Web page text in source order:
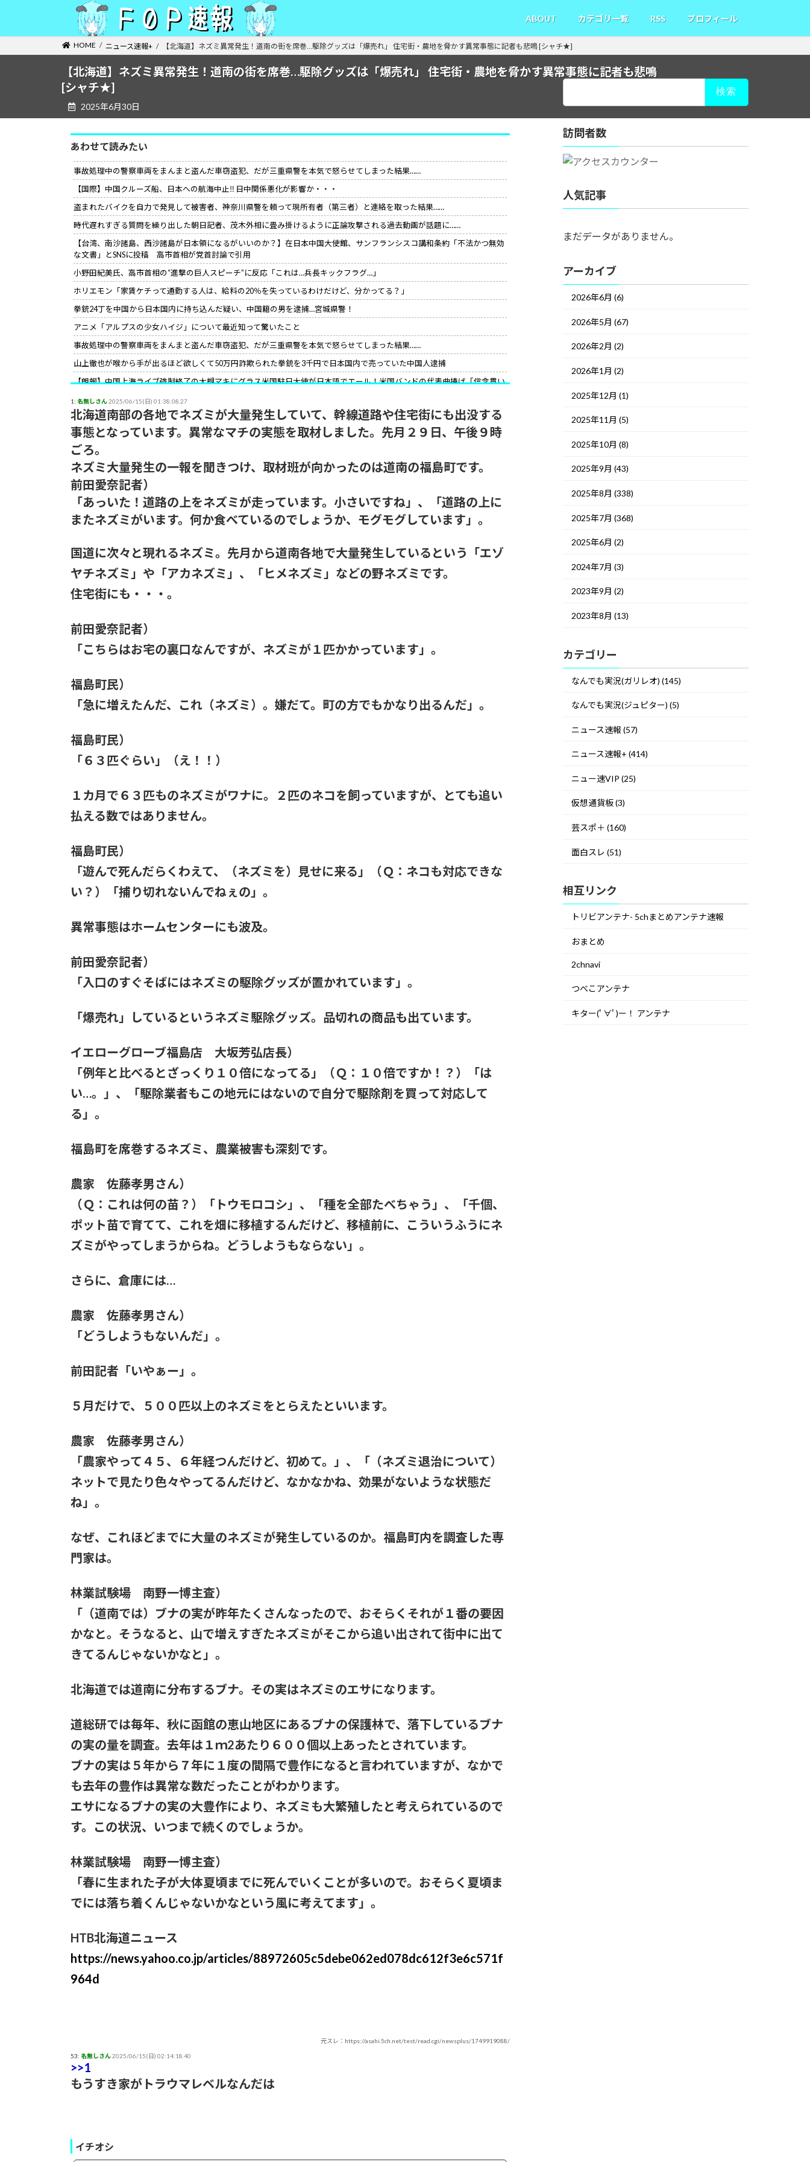
テ
ゲ
ABOUT カテゴリ一覧 RSS プロフィール
HOME ニュース速報+ 【北海道】ネズミ異常発生！道南の街を席巻…駆除グッズは「爆売れ」 住宅街・農地を脅かす異常事態に記者も悲鳴 [シャチ★]
【北海道】ネズミ異常発生！道南の街を席巻…駆除グッズは「爆売れ」 住宅街・農地を脅かす異常事態に記者も悲鳴
[シャチ★]
2025年6月30日
あわせて読みたい
事故処理中の警察車両をまんまと盗んだ車窃盗犯、だが三重県警を本気で怒らせてしまった結果……
【国際】中国クルーズ船、日本への航海中止‼ 日中関係悪化が影響か・・・
盗まれたバイクを自力で発見して被害者、神奈川県警を頼って現所有者（第三者）と連絡を取った結果……
時代遅れすぎる質問を繰り出した朝日記者、茂木外相に畳み掛けるように正論攻撃される過去動画が話題に……
【台湾、南沙諸島、西沙諸島が日本領になるがいいのか？】在日本中国大使館、サンフランシスコ講和条約「不法かつ無効
な文書」とSNSに投稿 高市首相が党首討論で引用
小野田紀美氏、高市首相の“進撃の巨人スピーチ”に反応「これは…兵長キックフラグ…」
ホリエモン「家賃ケチって通勤する人は、給料の20％を失っているわけだけど、分かってる？」
拳銃24丁を中国から日本国内に持ち込んだ疑い、中国籍の男を逮捕…宮城県警！
アニメ「アルプスの少女ハイジ」について最近知って驚いたこと
事故処理中の警察車両をまんまと盗んだ車窃盗犯、だが三重県警を本気で怒らせてしまった結果……
山上徹也が喉から手が出るほど欲しくて50万円詐欺られた拳銃を3千円で日本国内で売っていた中国人逮捕
【朗報】中国上海ライブ強制終了の大槻マキにグラス米国駐日大使が日本語でエール！米国バンドの代表曲捧げ「信念貫い
【世紀の性犯罪】故・ジャニー喜多川氏による性被害への最終的な結末
小野田紀美氏、高市首相の“進撃の巨人スピーチ”に反応「これは…兵長キックフラグ…」
サイコパスってほとんどは社会的に成功している人間なんだがな。
1: 名無しさん2025/06/15(日) 01:38:08.27
北海道南部の各地でネズミが大量発生していて、幹線道路や住宅街にも出没する
事態となっています。異常なマチの実態を取材しました。先月２９日、午後９時
ごろ。
ネズミ大量発生の一報を聞きつけ、取材班が向かったのは道南の福島町です。
前田愛奈記者）
「あっいた！道路の上をネズミが走っています。小さいですね」、「道路の上に
またネズミがいます。何か食べているのでしょうか、モグモグしています」。
国道に次々と現れるネズミ。先月から道南各地で大量発生しているという「エゾ
ヤチネズミ」や「アカネズミ」、「ヒメネズミ」などの野ネズミです。
住宅街にも・・・。
前田愛奈記者）
「こちらはお宅の裏口なんですが、ネズミが１匹かかっています」。
福島町民）
「急に増えたんだ、これ（ネズミ）。嫌だて。町の方でもかなり出るんだ」。
福島町民）
「６３匹ぐらい」（え！！）
１カ月で６３匹ものネズミがワナに。２匹のネコを飼っていますが、とても追い
払える数ではありません。
福島町民）
「遊んで死んだらくわえて、（ネズミを）見せに来る」（Ｑ：ネコも対応できな
い？）「捕り切れないんでねぇの」。
異常事態はホームセンターにも波及。
前田愛奈記者）
「入口のすぐそばにはネズミの駆除グッズが置かれています」。
「爆売れ」しているというネズミ駆除グッズ。品切れの商品も出ています。
イエローグローブ福島店 大坂芳弘店長）
「例年と比べるとざっくり１０倍になってる」（Ｑ：１０倍ですか！？）「は
い…。」、「駆除業者もこの地元にはないので自分で駆除剤を買って対応して
る」。
福島町を席巻するネズミ、農業被害も深刻です。
農家 佐藤孝男さん）
（Ｑ：これは何の苗？）「トウモロコシ」、「種を全部たべちゃう」、「千個、
ポット苗で育てて、これを畑に移植するんだけど、移植前に、こういうふうにネ
ズミがやってしまうからね。どうしようもならない」。
さらに、倉庫には…
農家 佐藤孝男さん）
「どうしようもないんだ」。
前田記者「いやぁー」。
５月だけで、５００匹以上のネズミをとらえたといいます。
農家 佐藤孝男さん）
「農家やって４５、６年経つんだけど、初めて。」、「（ネズミ退治について）
ネットで見たり色々やってるんだけど、なかなかね、効果がないような状態だ
ね」。
なぜ、これほどまでに大量のネズミが発生しているのか。福島町内を調査した専
門家は。
林業試験場 南野一博主査）
「（道南では）ブナの実が昨年たくさんなったので、おそらくそれが１番の要因
かなと。そうなると、山で増えすぎたネズミがそこから追い出されて街中に出て
きてるんじゃないかなと」。
北海道では道南に分布するブナ。その実はネズミのエサになります。
道総研では毎年、秋に函館の恵山地区にあるブナの保護林で、落下しているブナ
の実の量を調査。去年は１ｍ2あたり６００個以上あったとされています。
ブナの実は５年から７年に１度の間隔で豊作になると言われていますが、なかで
も去年の豊作は異常な数だったことがわかります。
エサになるブナの実の大豊作により、ネズミも大繁殖したと考えられているので
す。この状況、いつまで続くのでしょうか。
林業試験場 南野一博主査）
「春に生まれた子が大体夏頃までに死んでいくことが多いので。おそらく夏頃ま
でには落ち着くんじゃないかなという風に考えてます」。
HTB北海道ニュース
https://news.yahoo.co.jp/articles/88972605c5debe062ed078dc612f3e6c571f
964d
元スレ：https://asahi.5ch.net/test/read.cgi/newsplus/1749919088/
53: 名無しさん2025/06/15(日) 02:14:18.40
>>1
もうすき家がトラウマレベルなんだは
イチオシ
訪問者数
人気記事
まだデータがありません。
アーカイブ
2026年6月 (6)
2026年5月 (67)
2026年2月 (2)
2026年1月 (2)
2025年12月 (1)
2025年11月 (5)
2025年10月 (8)
2025年9月 (43)
2025年8月 (338)
2025年7月 (368)
2025年6月 (2)
2024年7月 (3)
2023年9月 (2)
2023年8月 (13)
カテゴリー
なんでも実況(ガリレオ) (145)
なんでも実況(ジュピター) (5)
ニュース速報 (57)
ニュース速報+ (414)
ニュー速VIP (25)
仮想通貨板 (3)
芸スポ＋ (160)
面白スレ (51)
相互リンク
トリビアンテナ- 5chまとめアンテナ速報
おまとめ
2chnavi
つべこアンテナ
キター(ﾟ∀ﾟ)ー！ アンテナ